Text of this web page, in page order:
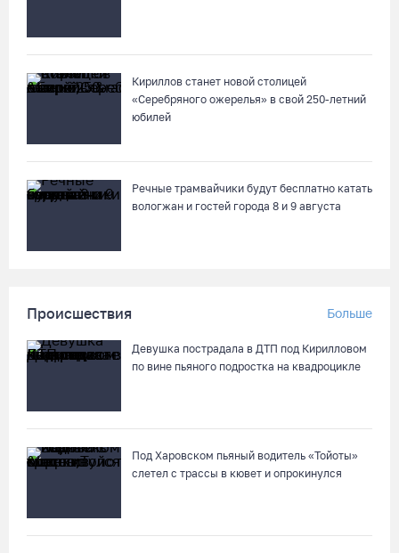
направлена в Минобрнауки РФКириллов станет новой столицей
«Серебряного ожерелья» в свой 250-летний
юбилей
Речные трамвайчики будут бесплатно катать
вологжан и гостей города 8 и 9 августа
Происшествия Больше
Девушка пострадала в ДТП под Кирилловом
по вине пьяного подростка на квадроцикле
Под Харовском пьяный водитель «Тойоты»
слетел с трассы в кювет и опрокинулся